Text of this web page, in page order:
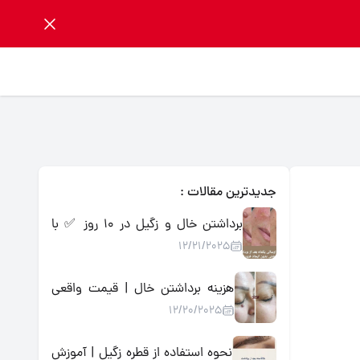
جدیدترین مقالات :
برداشتن خال و زگیل در ۱۰ روز ✅ با
محلول گیاهی اسید میوه | تضمینی،
بدون درد و جراحی
12/21/2025
هزینه برداشتن خال | قیمت واقعی
روش‌ها + جایگزین خانگی کم‌هزینه
12/20/2025
نحوه استفاده از قطره زگیل | آموزش